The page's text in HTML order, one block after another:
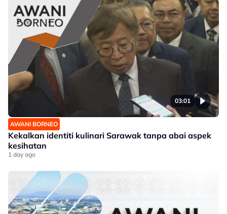
03:01
AWANI BORNEO
Kekalkan identiti kulinari Sarawak tanpa abai aspek
kesihatan
1 day ago